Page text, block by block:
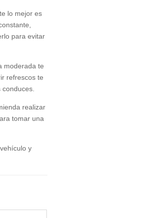
lo mejor es
para evitar
moderada te
refrescos te
realizar
tomar una
y